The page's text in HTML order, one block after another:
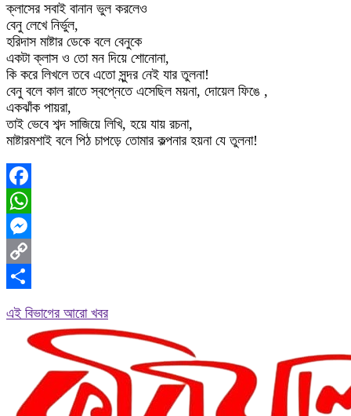
ক্লাসের সবাই বানান ভুল করলেও
বেনু লেখে নির্ভুল,
হরিদাস মাষ্টার ডেকে বলে বেনুকে
একটা ক্লাস ও তো মন দিয়ে শোনোনা,
কি করে লিখলে তবে এতো সুন্দর নেই যার তুলনা!
বেনু বলে কাল রাতে স্বপ্নেতে এসেছিল ময়না, দোয়েল ফিঙে ,
একঝাঁক পায়রা,
তাই ভেবে শব্দ সাজিয়ে লিখি, হয়ে যায় রচনা,
মাষ্টারমশাই বলে পিঠ চাপড়ে তোমার কল্পনার হয়না যে তুলনা!
Facebook
WhatsApp
Messenger
Copy
এই বিভাগের আরো খবর